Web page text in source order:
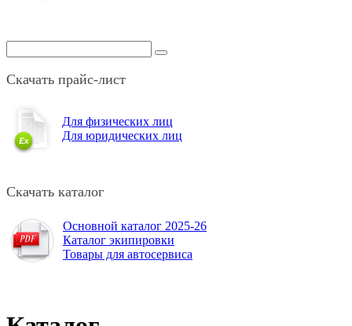
Скачать прайс-лист
Для физических лиц
Для юридических лиц
Скачать каталог
Основной каталог 2025-26
Каталог экипировки
Товары для автосервиса